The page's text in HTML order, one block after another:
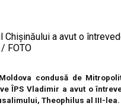
condusă de
ÎPS Vladimir a avut o
Theophilus al III-lea.